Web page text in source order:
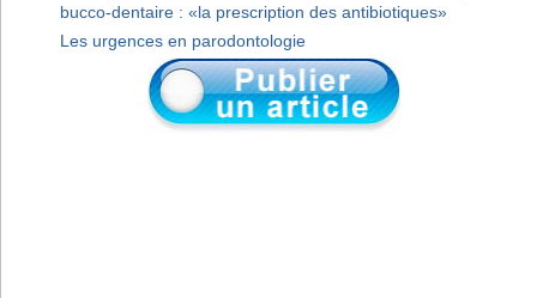
bucco-dentaire : «la prescription des antibiotiques»
Les urgences en parodontologie